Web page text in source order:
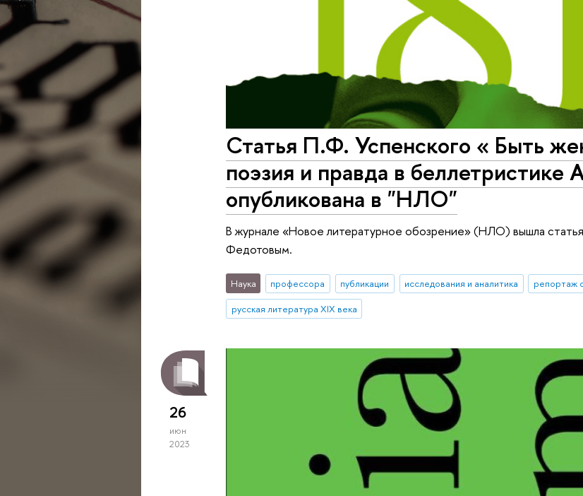
Статья П.Ф. Успенского « Быть
поэзия и правда в беллетристике
опубликована в "НЛО"
В журнале «Новое литературное обозрение» (НЛО) вышла
Федотовым.
Наука профессора публикации исследования и аналитика репортаж
русская литература XIX века
26
июн
2023